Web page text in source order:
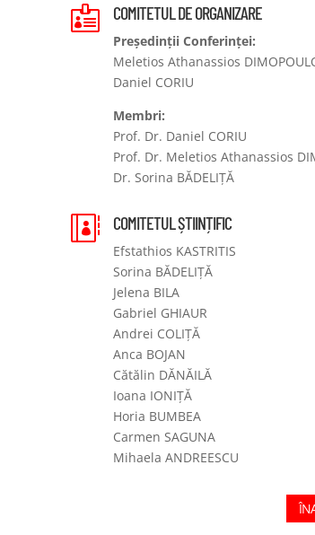
 COMITETUL DE ORGANIZARE
Președinții Conferinței:
Meletios Athanassios
Daniel CORIU
Membri:
Prof. Dr. Daniel CORIU
Prof. Dr. Meletios Athanassios
Dr. Sorina BĂDELIȚĂ
 COMITETUL ȘTIINȚIFIC
Efstathios KASTRITIS
Sorina BĂDELIȚĂ
Jelena BILA
Gabriel GHIAUR
Andrei COLIȚĂ
Anca BOJAN
Cătălin DĂNĂILĂ
Ioana IONIȚĂ
Horia BUMBEA
Carmen SAGUNA
Mihaela ANDREESCU